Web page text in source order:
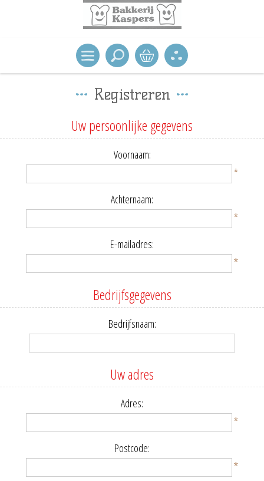
Registreren
Uw persoonlijke gegevens
Voornaam:
*
Achternaam:
*
E-mailadres:
*
Bedrijfsgegevens
Bedrijfsnaam:
Uw adres
Adres:
*
Postcode:
*